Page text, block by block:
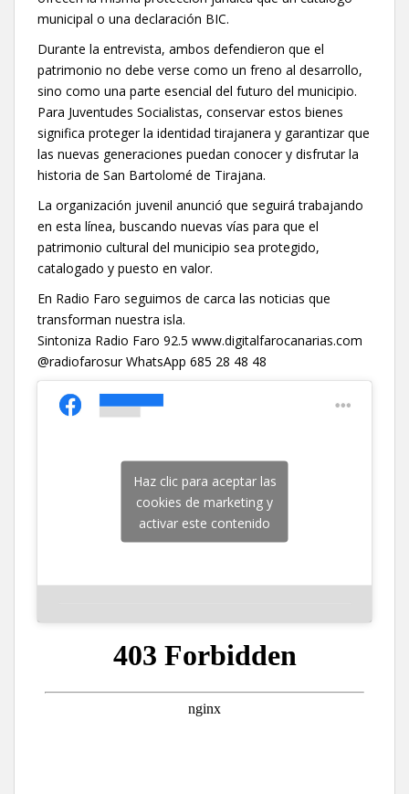
municipal o una declaración BIC.
Durante la entrevista, ambos defendieron que el
patrimonio no debe verse como un freno al desarrollo,
sino como una parte esencial del futuro del municipio.
Para Juventudes Socialistas, conservar estos bienes
significa proteger la identidad tirajanera y garantizar que
las nuevas generaciones puedan conocer y disfrutar la
historia de San Bartolomé de Tirajana.
La organización juvenil anunció que seguirá trabajando
en esta línea, buscando nuevas vías para que el
patrimonio cultural del municipio sea protegido,
catalogado y puesto en valor.
En Radio Faro seguimos de carca las noticias que
transforman nuestra isla.
Sintoniza Radio Faro 92.5 www.digitalfarocanarias.com
@radiofarosur WhatsApp 685 28 48 48
Haz clic para aceptar las
cookies de marketing y
activar este contenido